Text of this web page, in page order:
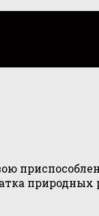
природных